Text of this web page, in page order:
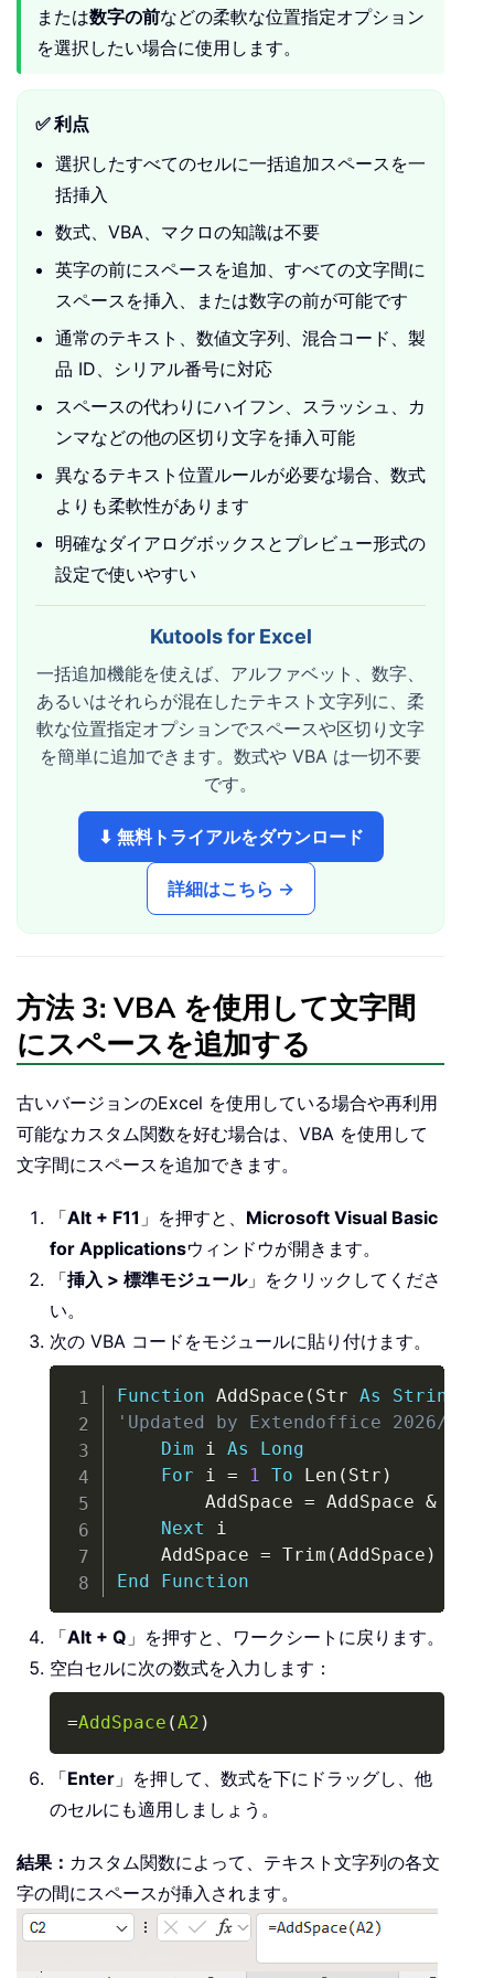
または数字の前などの柔軟な位置指定オプション
を選択したい場合に使用します。
✅ 利点
選択したすべてのセルに一括追加スペースを一
括挿入
数式、VBA、マクロの知識は不要
英字の前にスペースを追加、すべての文字間に
スペースを挿入、または数字の前が可能です
通常のテキスト、数値文字列、混合コード、製
品 ID、シリアル番号に対応
スペースの代わりにハイフン、スラッシュ、カ
ンマなどの他の区切り文字を挿入可能
異なるテキスト位置ルールが必要な場合、数式
よりも柔軟性があります
明確なダイアログボックスとプレビュー形式の
設定で使いやすい
Kutools for Excel
一括追加機能を使えば、アルファベット、数字、
あるいはそれらが混在したテキスト文字列に、柔
軟な位置指定オプションでスペースや区切り文字
を簡単に追加できます。数式や VBA は一切不要
です。
⬇ 無料トライアルをダウンロード
詳細はこちら →
方法 3: VBA を使用して文字間
にスペースを追加する
古いバージョンのExcel を使用している場合や再利用
可能なカスタム関数を好む場合は、VBA を使用して
文字間にスペースを追加できます。
「Alt + F11 」を押すと、 Microsoft Visual Basic
for Applicationsウィンドウが開きます。
「挿入 > 標準モジュール」をクリックしてくださ
い。
次の VBA コードをモジュールに貼り付けます。
Function AddSpace ( Str As String
'Updated by Extendoffice 2026/5/19
Dim i As
Long
For i = 1 To Len ( Str )
        AddSpace
= AddSpace & Mid
Next i
    AddSpace
= Trim (AddSpace )
End
Function
Copy
「Alt + Q 」を押すと、ワークシートに戻ります。
空白セルに次の数式を入力します：
=AddSpace (A2 )
「Enter 」を押して、数式を下にドラッグし、他
のセルにも適用しましょう。
結果： カスタム関数によって、テキスト文字列の各文
字の間にスペースが挿入されます。